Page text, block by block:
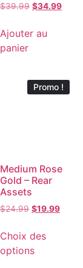
$39.99 $34.99
Ajouter au
panier
Promo !
Medium Rose
Gold – Rear
Assets
$24.99 $19.99
Choix des
options